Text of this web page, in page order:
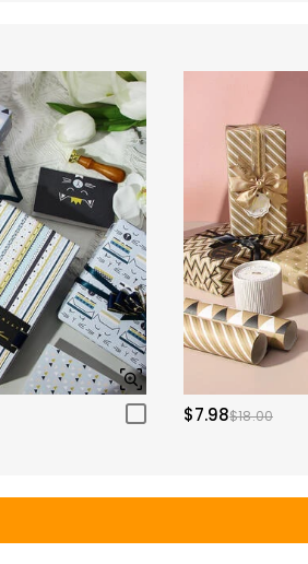
$7.98$18.00